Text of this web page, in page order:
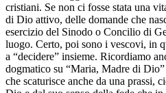
cristiani. Se non ci fosse stata una
di Dio attivo, delle domande che
esercizio del Sinodo o Concilio di
luogo. Certo, poi sono i vescovi, in
a “decidere” insieme. Ricordiamo
dogmatico su “Maria, Madre di
che scaturisce anche da una prassi,